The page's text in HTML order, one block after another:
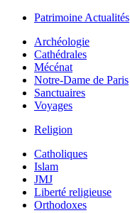
Patrimoine Actualités
Archéologie
Cathédrales
Mécénat
Notre-Dame de Paris
Sanctuaires
Voyages
Religion
Catholiques
Islam
JMJ
Liberté religieuse
Orthodoxes